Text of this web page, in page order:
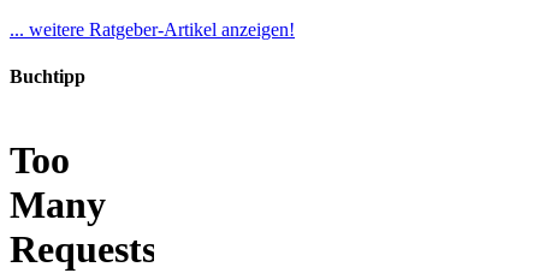
... weitere Ratgeber-Artikel anzeigen!
Buchtipp